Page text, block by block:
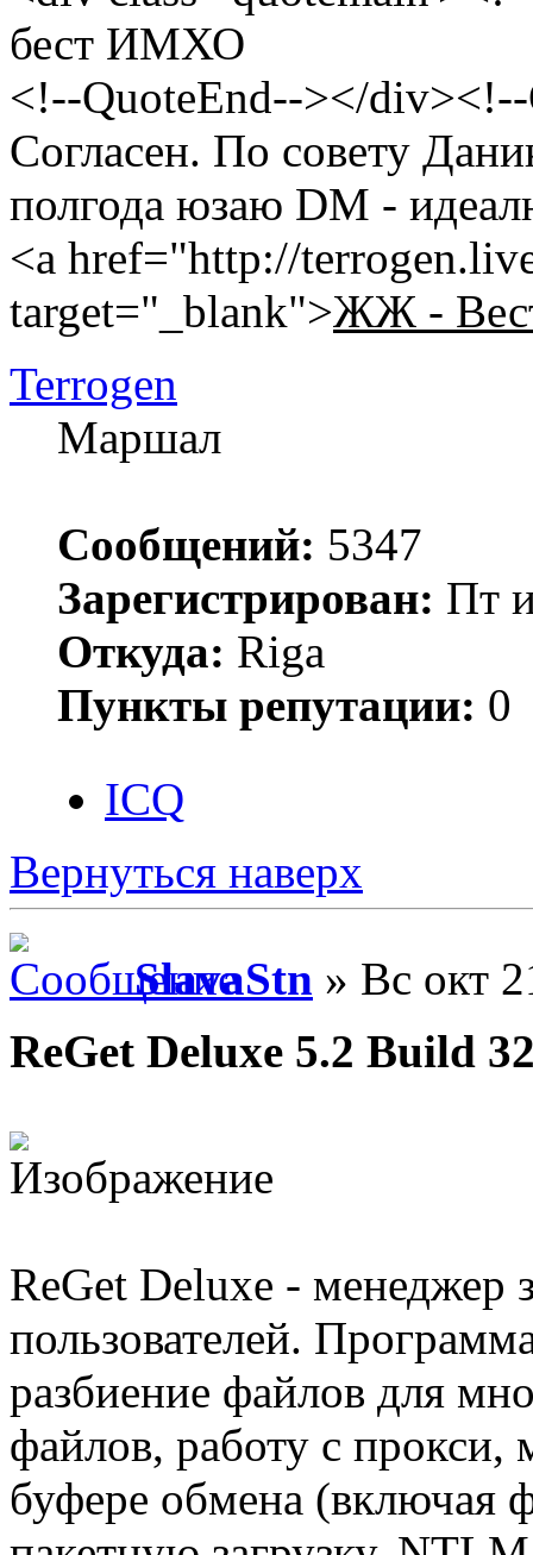
бест ИМХО
<!--QuoteEnd--></
Согласен. По совету
полгода юзаю DM -
<a href="http://
target="_blank">ЖЖ -
Terrogen
Маршал
Сообщений: 5347
Зарегистрирован: Пт
Откуда: Riga
Пункты репутации: 0
ICQ
Вернуться наверх
SlavaStn » Вс окт
ReGet Deluxe 5.2 Build
ReGet Deluxe - менеджер
пользователей.
разбиение файлов для
файлов, работу с прокси,
буфере обмена (включая